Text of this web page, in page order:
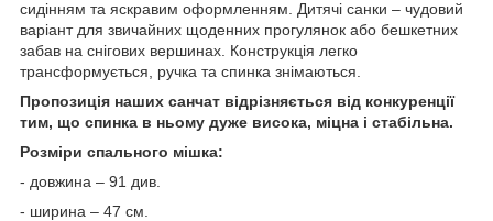
сидінням та яскравим оформленням. Дитячі санки – чудовий
варіант для звичайних щоденних прогулянок або бешкетних
забав на снігових вершинах. Конструкція легко
трансформується, ручка та спинка знімаються.
Пропозиція наших санчат відрізняється від конкуренції
тим, що спинка в ньому дуже висока, міцна і стабільна.
Розміри спального мішка:
- довжина – 91 див.
- ширина – 47 см.